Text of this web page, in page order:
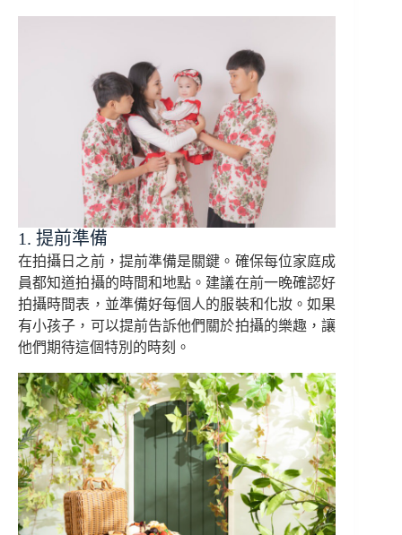
1. 提前準備
在拍攝日之前，提前準備是關鍵。確保每位家庭成
員都知道拍攝的時間和地點。建議在前一晚確認好
拍攝時間表，並準備好每個人的服裝和化妝。如果
有小孩子，可以提前告訴他們關於拍攝的樂趣，讓
他們期待這個特別的時刻。